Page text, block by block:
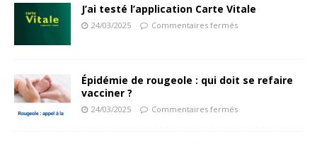
J’ai testé l’application Carte Vitale
24/03/2025 Commentaires fermés
Épidémie de rougeole : qui doit se refaire
vacciner ?
24/03/2025 Commentaires fermés